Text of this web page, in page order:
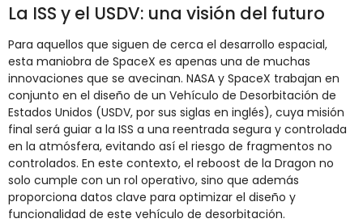
La ISS y el USDV: una visión del futuro
Para aquellos que siguen de cerca el desarrollo espacial,
esta maniobra de SpaceX es apenas una de muchas
innovaciones que se avecinan. NASA y SpaceX trabajan en
conjunto en el diseño de un Vehículo de Desorbitación de
Estados Unidos (USDV, por sus siglas en inglés), cuya misión
final será guiar a la ISS a una reentrada segura y controlada
en la atmósfera, evitando así el riesgo de fragmentos no
controlados. En este contexto, el reboost de la Dragon no
solo cumple con un rol operativo, sino que además
proporciona datos clave para optimizar el diseño y
funcionalidad de este vehículo de desorbitación.